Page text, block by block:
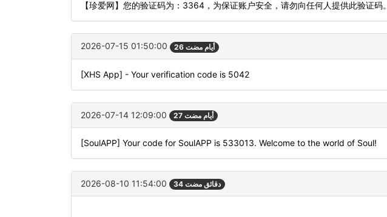
【珍爱网】您的验证码为：3364，为保证账户安全，请勿向任何人提供此验证码。
2026-07-15 01:50:00 26 أيام مضت
[XHS App] - Your verification code is 5042
2026-07-14 12:09:00 27 أيام مضت
[SoulAPP] Your code for SoulAPP is 533013. Welcome to the world of Soul!
2026-08-10 11:54:00 34 دقائق مضت